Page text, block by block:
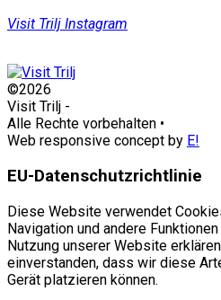
Visit Trilj Instagram
©2026
Visit Trilj -
Alle Rechte vorbehalten •
Web responsive concept by E!
EU-Datenschutzrichtlinie
Diese Website verwendet
Navigation und andere
Nutzung unserer Website
einverstanden, dass wir diese
Gerät platzieren können.